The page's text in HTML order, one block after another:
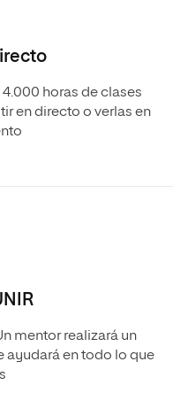
horas de clases
en directo o verlas en
mentor realizará un
en todo lo que